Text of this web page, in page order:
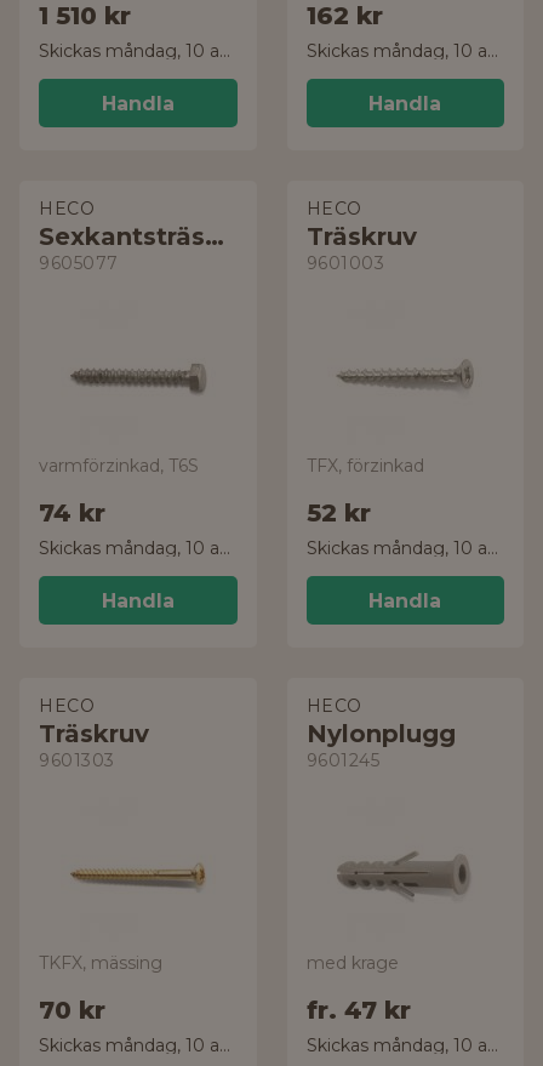
1 510 kr
Skickas måndag, 10 aug.
Handla
162 kr
Skickas måndag, 10 aug.
Handla
HECO
Sexkantsträskruv
9605077
varmförzinkad, T6S
74 kr
Skickas måndag, 10 aug.
Handla
HECO
Träskruv
9601003
TFX, förzinkad
52 kr
Skickas måndag, 10 aug.
Handla
HECO
Träskruv
9601303
TKFX, mässing
70 kr
Skickas måndag, 10 aug.
HECO
Nylonplugg
9601245
med krage
fr. 47 kr
Skickas måndag, 10 aug.